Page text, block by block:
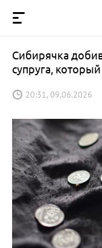
Сибирячка
супруга,
20:31, 09.06.2026